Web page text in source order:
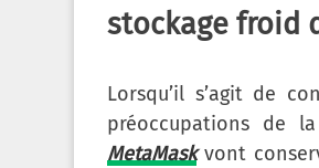
stockage froid
Lorsqu’il s’agit de
préoccupations de
MetaMaskvont